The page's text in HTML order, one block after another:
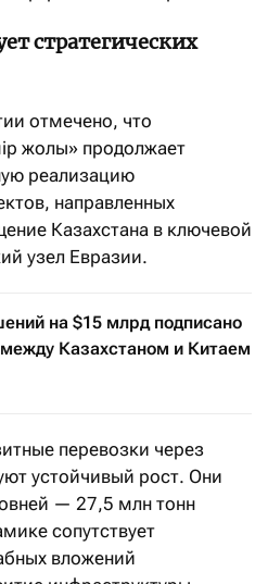
стратегических
отмечено, что
жолы» продолжает
реализацию
направленных
Казахстана в ключевой
узел Евразии.
на $15 млрд подписано
Казахстаном и Китаем
перевозки через
устойчивый рост. Они
— 27,5 млн тонн
сопутствует
вложений